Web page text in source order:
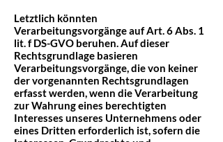
Letztlich könnten
Verarbeitungsvorgänge auf Art. 6 Abs. 1
lit. f DS-GVO beruhen. Auf dieser
Rechtsgrundlage basieren
Verarbeitungsvorgänge, die von keiner
der vorgenannten Rechtsgrundlagen
erfasst werden, wenn die Verarbeitung
zur Wahrung eines berechtigten
Interesses unseres Unternehmens oder
eines Dritten erforderlich ist, sofern die